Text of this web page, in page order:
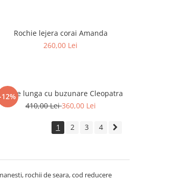
Rochie lejera corai Amanda
260,00 Lei
12%
lunga cu buzunare Cleopatra
410,00 Lei360,00 Lei
1 2 3 4
rochii de seara, cod reducere